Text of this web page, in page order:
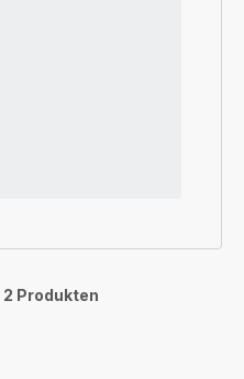
2 Produkten